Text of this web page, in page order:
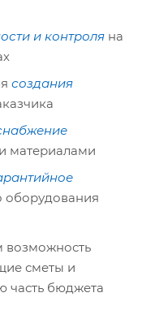
и контроля на
создания
материалами
оборудования
сметы и
часть бюджета